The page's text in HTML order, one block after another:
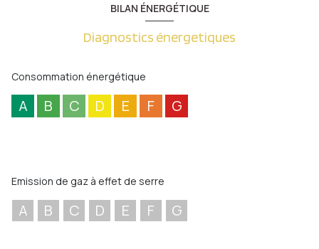
BILAN ÉNERGÉTIQUE
Diagnostics énergetiques
Consommation énergétique
A B C D E F G
Emission de gaz à effet de serre
A B C D E F G